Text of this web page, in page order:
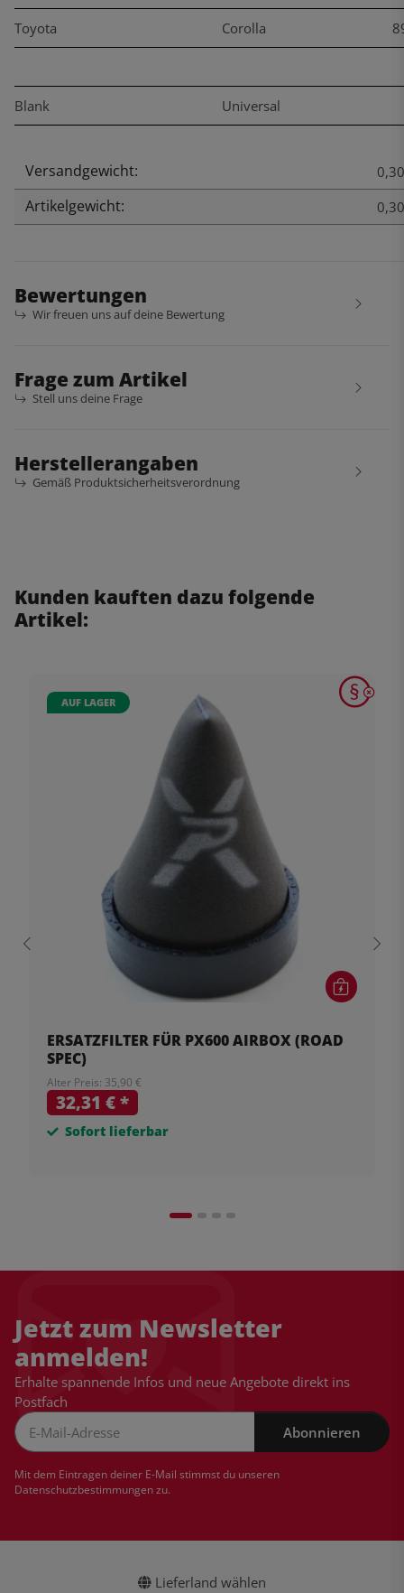
Toyota Corolla
Blank Universal
Produkteigenschaft
Wert
Versandgewicht:
Artikelgewicht: 0,30
Bewertungen
Wir freuen uns auf deine Bewertung
Frage zum Artikel
Stell uns deine Frage
Herstellerangaben
Gemäß Produktsicherheitsverordnung
Kunden kauften dazu folgende
Artikel:
AUF LAGER
ERSATZFILTER FÜR PX600 AIRBOX (ROAD
SPEC)
Alter Preis: 35,90 €
32,31 €*
Sofort lieferbar
Jetzt zum Newsletter
anmelden!
Erhalte spannende Infos und neue Angebote direkt ins
Postfach
Abonnieren
Mit dem Eintragen deiner E-Mail stimmst du unseren
Datenschutzbestimmungenzu.
Lieferland wählen